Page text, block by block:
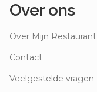
Over ons
Over Mijn Restaurant
Contact
Veelgestelde vragen